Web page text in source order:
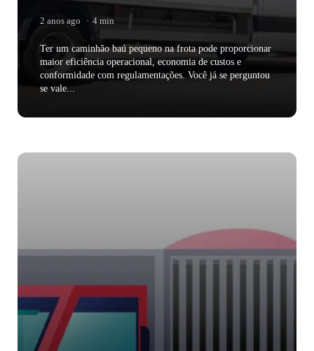
2 anos ago 4 min
Ter um caminhão baú pequeno na frota pode proporcionar
maior eficiência operacional, economia de custos e
conformidade com regulamentações. Você já se perguntou
se vale...